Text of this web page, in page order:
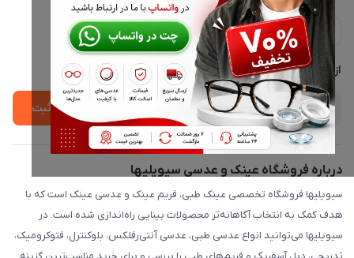
ارسال فوری در تهران + ارسال به سراسر کشور
مجله فروشگاه
لیست محصولات
درباره ما
حریم خصوصی
پشتیبانی واتساپ 09397003162
از جدید‌ترین تخفیف‌ها با‌ خبر شوید
ثبت
درباره فروشگاه عینک و عدسی سیویلیها
سیویلیها فروشگاه تخصصی عینک طبی، فریم عینک و عدسی عینک است که با
هدف کمک به انتخاب آگاهانه‌تر محصولات بینایی راه‌اندازی شده است. در
سیویلیها می‌توانید انواع عدسی طبی، عدسی آنتی‌رفلکس، بلوکنترل، فتوکرومیک،